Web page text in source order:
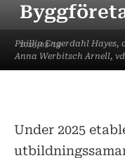
Phillip Engerdahl Hayes,
Anna Werbitsch Arnell,
2025-03-12
Under 2025